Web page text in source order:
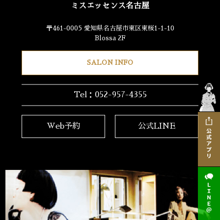
ミスエッセンス名古屋
〒461-0005 愛知県名古屋市東区東桜1-1-10
Blossa 2F
SALON INFO
Tel：052-957-4355
Web予約 公式LINE